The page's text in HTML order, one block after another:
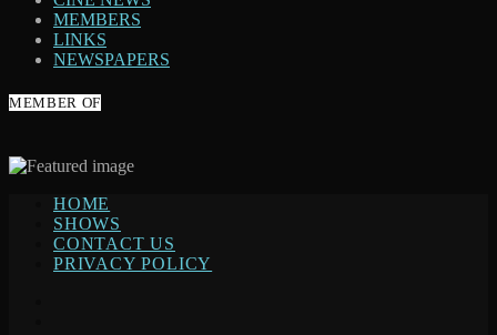
MEMBERS
LINKS
NEWSPAPERS
MEMBER OF
HOME
SHOWS
CONTACT US
PRIVACY POLICY